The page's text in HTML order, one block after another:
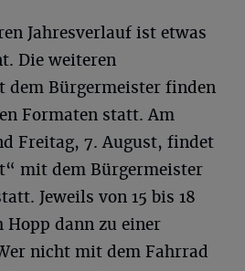
Jahresverlauf ist etwas
Die weiteren
dem Bürgermeister finden
Formaten statt. Am
Freitag, 7. August, findet
mit dem Bürgermeister
Jeweils von 15 bis 18
dann zu einer
nicht mit dem Fahrrad